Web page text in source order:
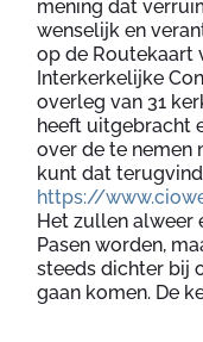
mening dat
wenselijk en
op de Routekaart
Interkerkelijke
overleg van 31
heeft uitgebracht
over de te nemen
kunt dat
https://
Het zullen alweer
Pasen worden,
steeds dichter bij
gaan komen. De